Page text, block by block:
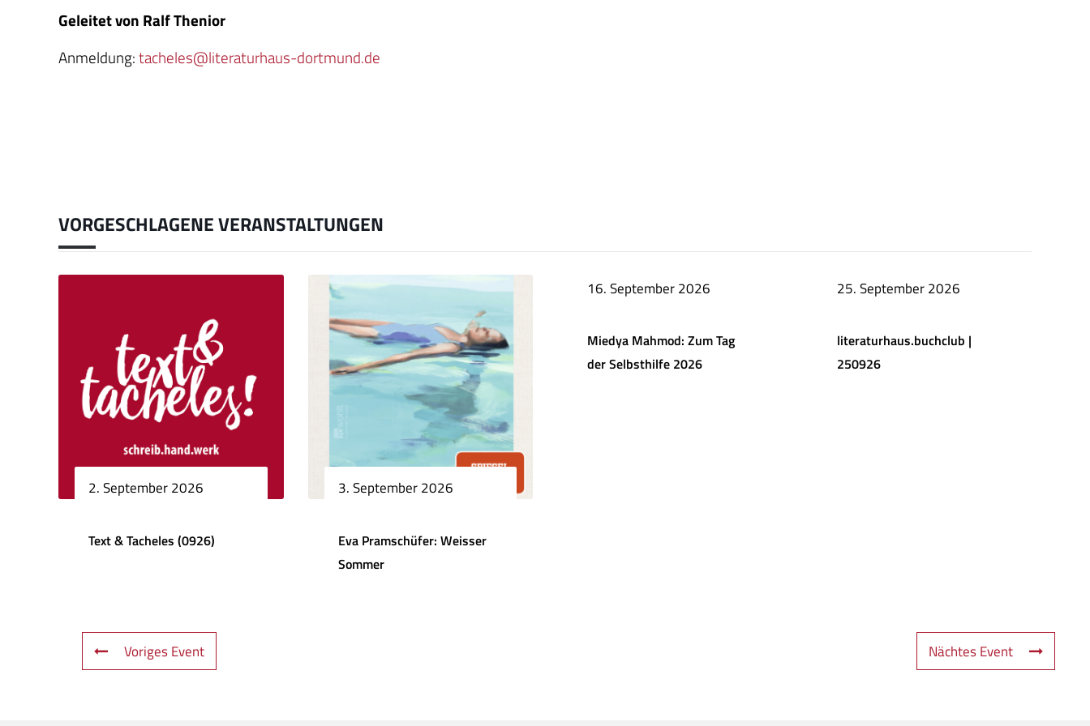
Geleitet von Ralf Thenior
Anmeldung:tacheles@literaturhaus-dortmund.de
VORGESCHLAGENE VERANSTALTUNGEN
2. September 2026
Text & Tacheles (0926)
3. September 2026
Eva Pramschüfer: Weisser
Sommer
16. September 2026
Miedya Mahmod: Zum Tag
der Selbsthilfe 2026
25. September 2026
literaturhaus.buchclub |
250926
Voriges Event Nächtes Event